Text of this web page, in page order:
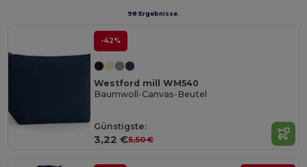
98 Ergebnisse.
-42%
Westford mill WM540
Baumwoll-Canvas-Beutel
Günstigste:
3,22 €5,50 €